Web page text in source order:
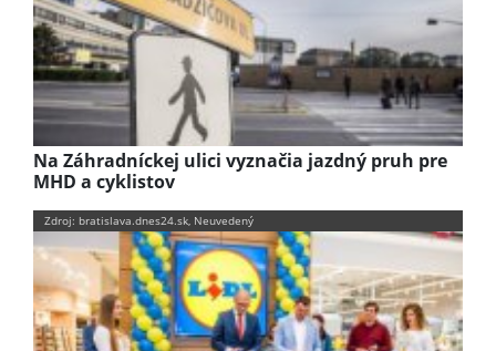
Na Záhradníckej ulici vyznačia jazdný pruh pre
MHD a cyklistov
Zdroj: bratislava.dnes24.sk, Neuvedený